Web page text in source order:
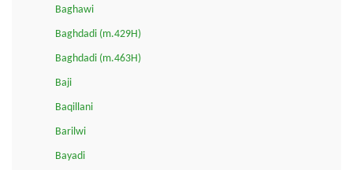
Baghawi
Baghdadi (m.429H)
Baghdadi (m.463H)
Baji
Baqillani
Barilwi
Bayadi